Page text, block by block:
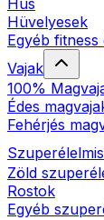
Hús
Hüvelyesek
Egyéb
Vajak
100%
Édes
Fehérjés
Zöld
Rostok
Egyéb